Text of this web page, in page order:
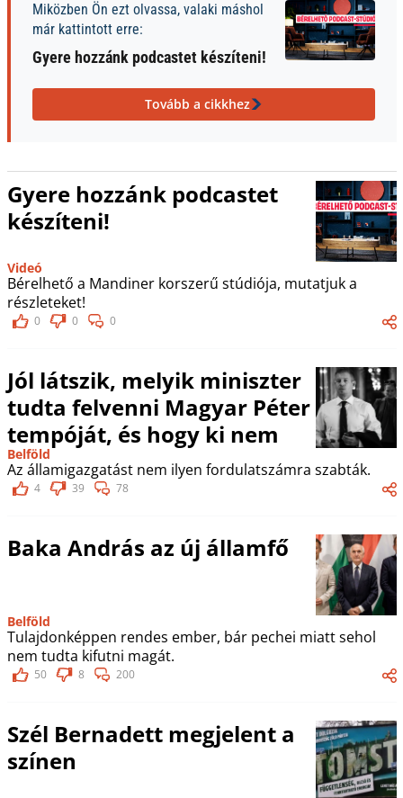
Miközben Ön ezt olvassa, valaki máshol
már kattintott erre:
Gyere hozzánk podcastet készíteni!
Tovább a cikkhez
Gyere hozzánk podcastet
készíteni!
Videó
Bérelhető a Mandiner korszerű stúdiója, mutatjuk a
részleteket!
0 0 0
Jól látszik, melyik miniszter
tudta felvenni Magyar Péter
tempóját, és hogy ki nem
Belföld
Az államigazgatást nem ilyen fordulatszámra szabták.
4 39 78
Baka András az új államfő
Belföld
Tulajdonképpen rendes ember, bár pechei miatt sehol
nem tudta kifutni magát.
50 8 200
Szél Bernadett megjelent a
színen